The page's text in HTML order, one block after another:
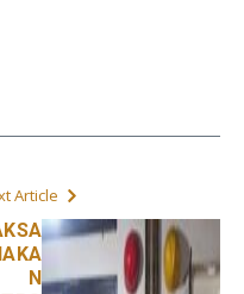
Article
N